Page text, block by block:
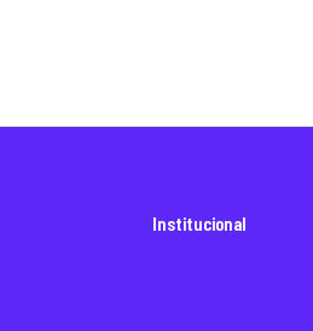
Institucional